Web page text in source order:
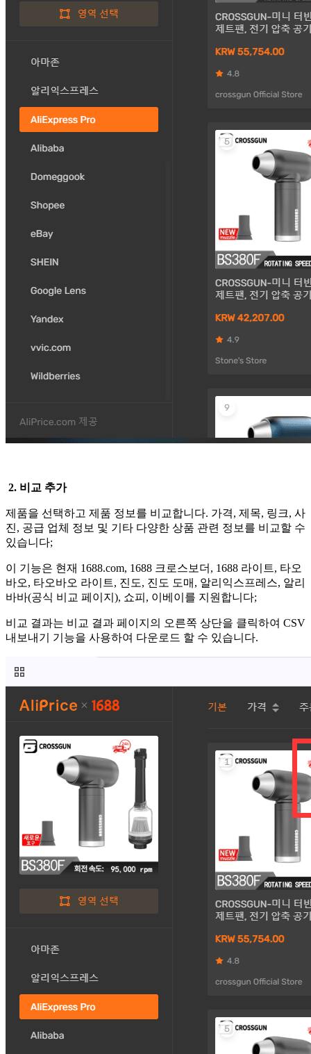
2. 비교 추가
제품을 선택하고 제품 정보를 비교합니다. 가격, 제목, 링크, 사
진, 공급 업체 정보 및 기타 다양한 상품 관련 정보를 비교할 수
있습니다;
이 기능은 현재 1688.com, 1688 크로스보더, 1688 라이트, 타오
바오, 타오바오 라이트, 진도, 진도 도매, 알리익스프레스, 알리
바바(공식 비교 페이지), 쇼피, 이베이를 지원합니다;
비교 결과는 비교 결과 페이지의 오른쪽 상단을 클릭하여 CSV
내보내기 기능을 사용하여 다운로드 할 수 있습니다.